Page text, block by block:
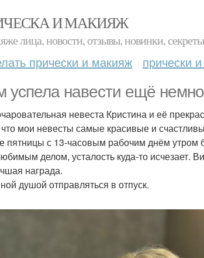
И МАКИЯЖ
лица, новости, отзывы, новинки,
прически и макияж прически
успела навести ещё
невеста Кристина и её
мои невесты самые красивые и
пятницы с 13-часовым рабочим днём утром
делом, усталость куда-то исчезает.
награда.
душой отправляться в отпуск.